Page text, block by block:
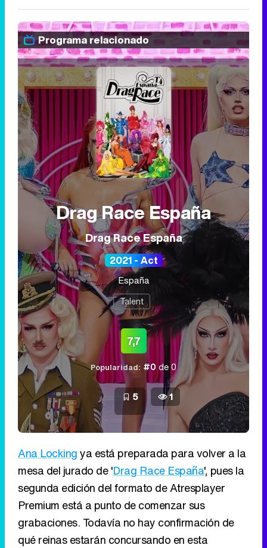
Programa relacionado
Drag Race España
Drag Race España
2021 - Act
España
Talent
7,7
Popularidad: #0 de 0
5 1
Ana Lockingya está preparada para volver a la
mesa del jurado de 'Drag Race España', pues la
segunda edición del formato de Atresplayer
Premium está a punto de comenzar sus
grabaciones. Todavía no hay confirmación de
qué reinas estarán concursando en esta